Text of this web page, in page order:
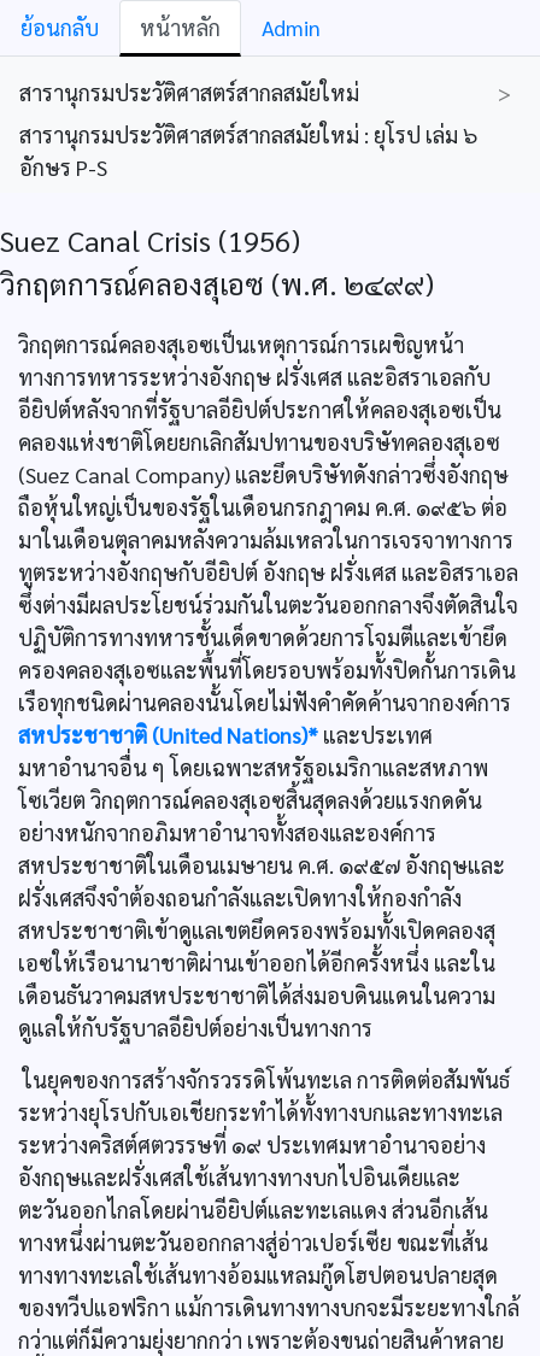
ย้อนกลับ หน้าหลัก Admin
สารานุกรมประวัติศาสตร์สากลสมัยใหม่
>
สารานุกรมประวัติศาสตร์สากลสมัยใหม่ : ยุโรป เล่ม ๖
อักษร P-S
Suez Canal Crisis (1956)
วิกฤตการณ์คลองสุเอซ (พ.ศ. ๒๔๙๙)
วิกฤตการณ์คลองสุเอซเป็นเหตุการณ์การเผชิญหน้า
ทางการทหารระหว่างอังกฤษ ฝรั่งเศส และอิสราเอลกับ
อียิปต์หลังจากที่รัฐบาลอียิปต์ประกาศให้คลองสุเอซเป็น
คลองแห่งชาติโดยยกเลิกสัมปทานของบริษัทคลองสุเอซ
(Suez Canal Company) และยึดบริษัทดังกล่าวซึ่งอังกฤษ
ถือหุ้นใหญ่เป็นของรัฐในเดือนกรกฎาคม ค.ศ. ๑๙๕๖ ต่อ
มาในเดือนตุลาคมหลังความล้มเหลวในการเจรจาทางการ
ทูตระหว่างอังกฤษกับอียิปต์ อังกฤษ ฝรั่งเศส และอิสราเอล
ซึ่งต่างมีผลประโยชน์ร่วมกันในตะวันออกกลางจึงตัดสินใจ
ปฏิบัติการทางทหารชั้นเด็ดขาดด้วยการโจมตีและเข้ายึด
ครองคลองสุเอซและพื้นที่โดยรอบพร้อมทั้งปิดกั้นการเดิน
เรือทุกชนิดผ่านคลองนั้นโดยไม่ฟังคำคัดค้านจากองค์การ
สหประชาชาติ (United Nations)* และประเทศ
มหาอำนาจอื่น ๆ โดยเฉพาะสหรัฐอเมริกาและสหภาพ
โซเวียต วิกฤตการณ์คลองสุเอซสิ้นสุดลงด้วยแรงกดดัน
อย่างหนักจากอภิมหาอำนาจทั้งสองและองค์การ
สหประชาชาติในเดือนเมษายน ค.ศ. ๑๙๕๗ อังกฤษและ
ฝรั่งเศสจึงจำต้องถอนกำลังและเปิดทางให้กองกำลัง
สหประชาชาติเข้าดูแลเขตยึดครองพร้อมทั้งเปิดคลองสุ
เอซให้เรือนานาชาติผ่านเข้าออกได้อีกครั้งหนึ่ง และใน
เดือนธันวาคมสหประชาชาติได้ส่งมอบดินแดนในความ
ดูแลให้กับรัฐบาลอียิปต์อย่างเป็นทางการ
ในยุคของการสร้างจักรวรรดิโพ้นทะเล การติดต่อสัมพันธ์
ระหว่างยุโรปกับเอเชียกระทำได้ทั้งทางบกและทางทะเล
ระหว่างคริสต์ศตวรรษที่ ๑๙ ประเทศมหาอำนาจอย่าง
อังกฤษและฝรั่งเศสใช้เส้นทางทางบกไปอินเดียและ
ตะวันออกไกลโดยผ่านอียิปต์และทะเลแดง ส่วนอีกเส้น
ทางหนึ่งผ่านตะวันออกกลางสู่อ่าวเปอร์เซีย ขณะที่เส้น
ทางทางทะเลใช้เส้นทางอ้อมแหลมกู๊ดโฮปตอนปลายสุด
ของทวีปแอฟริกา แม้การเดินทางทางบกจะมีระยะทางใกล้
กว่าแต่ก็มีความยุ่งยากกว่า เพราะต้องขนถ่ายสินค้าหลาย